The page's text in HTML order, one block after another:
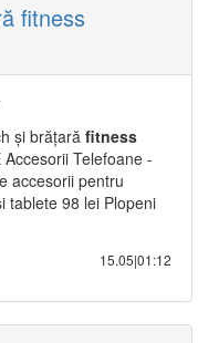
fitness
și brățară fitness
Accesorii Telefoane -
accesorii pentru
tablete 98 lei Plopeni
15.05|01:12